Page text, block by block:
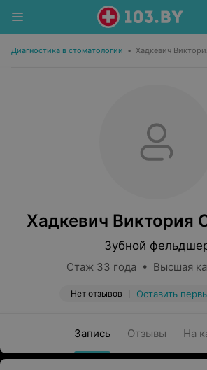
Диагностика в стоматологии • Хадкевич
Хадкевич Виктория
Зубной
Стаж 33 года • Высшая
Нет отзывов Оставить
Запись Отзывы На